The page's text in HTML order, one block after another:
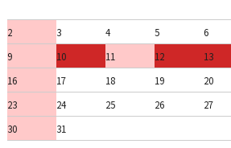
2
3 4 5 6
9
10 11 12 13
16
17 18 19 20
23
24 25 26 27
30
31